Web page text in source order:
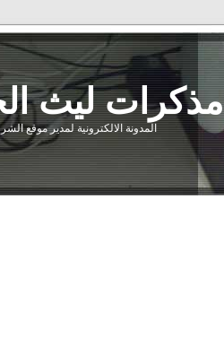
مذكرات ليث
المدونة الالكترونية لمدير موقع